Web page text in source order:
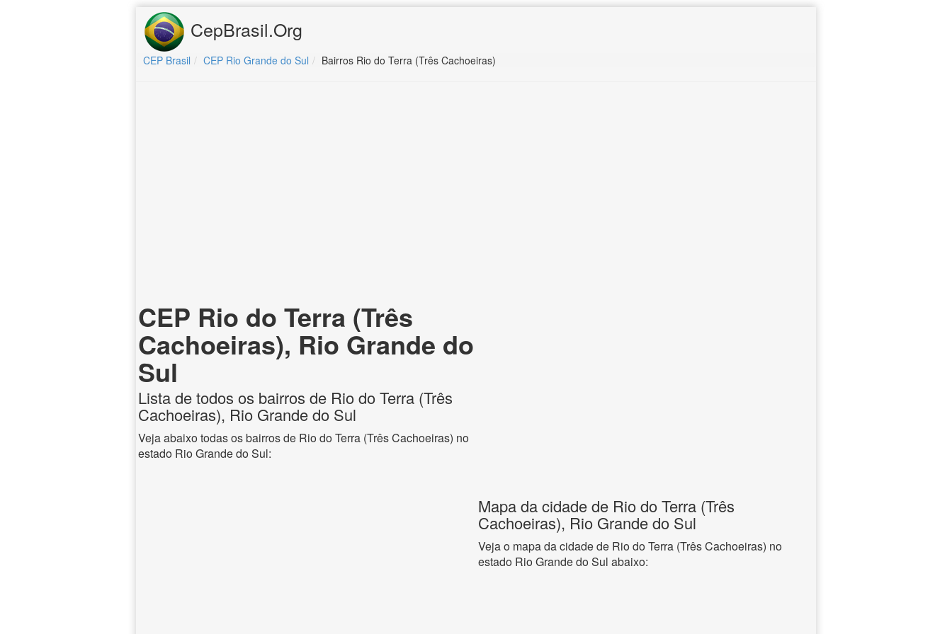
CepBrasil.Org
CEP Brasil CEP Rio Grande do Sul Bairros Rio do Terra (Três Cachoeiras)
CEP Rio do Terra (Três
Cachoeiras), Rio Grande do
Sul
Lista de todos os bairros de Rio do Terra (Três
Cachoeiras), Rio Grande do Sul
Veja abaixo todas os bairros de Rio do Terra (Três Cachoeiras) no
estado Rio Grande do Sul:
Mapa da cidade de Rio do Terra (Três
Cachoeiras), Rio Grande do Sul
Veja o mapa da cidade de Rio do Terra (Três Cachoeiras) no
estado Rio Grande do Sul abaixo: